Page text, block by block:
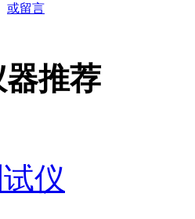
推荐
仪